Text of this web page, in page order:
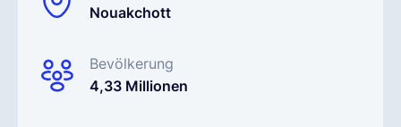
Nouakchott
Bevölkerung
4,33 Millionen
Contractor Management